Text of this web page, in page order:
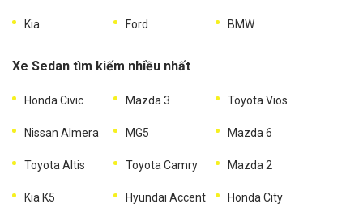
Kia Ford BMW
Xe Sedan tìm kiếm nhiều nhất
Honda Civic Mazda 3 Toyota Vios
Nissan Almera MG5 Mazda 6
Toyota Altis Toyota Camry Mazda 2
Kia K5 Hyundai Accent Honda City